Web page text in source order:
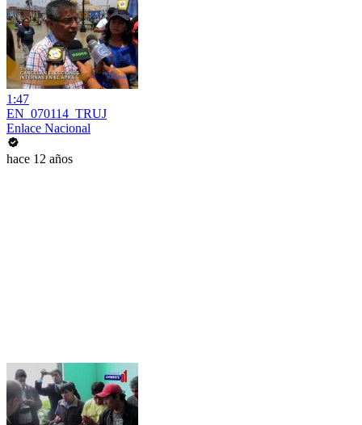
1:47
EN_070114_TRUJ
Enlace Nacional
hace 12 años